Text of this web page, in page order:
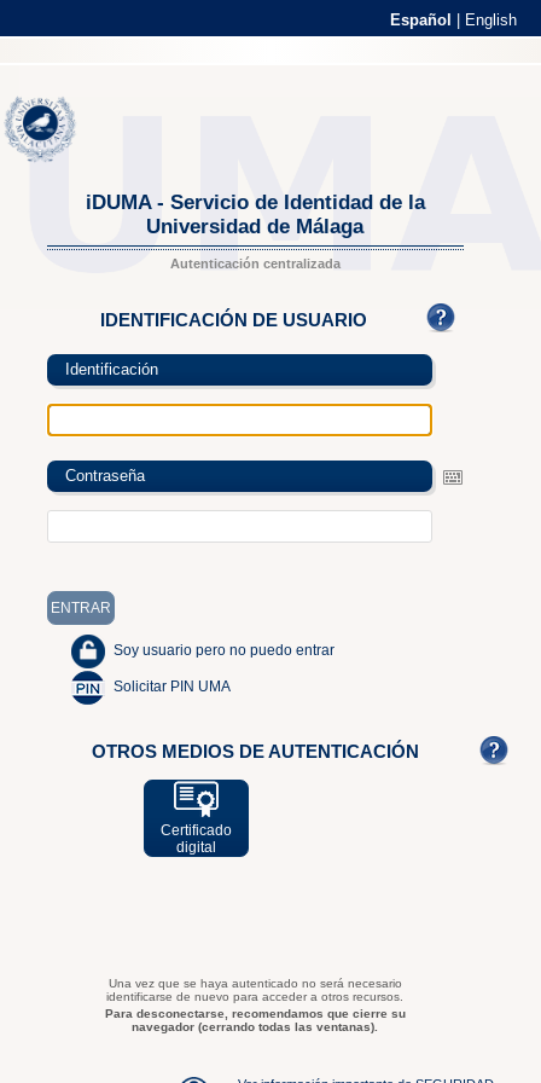
Español English
iDUMA - Servicio de Identidad de la
Universidad de Málaga
Autenticación centralizada
IDENTIFICACIÓN DE USUARIO
Identificación
Contraseña
Soy usuario pero no puedo entrar
Solicitar PIN UMA
OTROS MEDIOS DE AUTENTICACIÓN
Certificado
digital
Una vez que se haya autenticado no será necesario
identificarse de nuevo para acceder a otros recursos.
Para desconectarse, recomendamos que cierre su
navegador (cerrando todas las ventanas).